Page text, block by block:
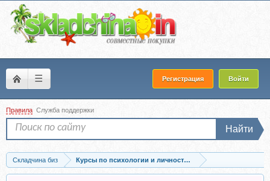
☰ Регистрация Войти
Правила Служба поддержки
Найти
Складчина биз
Курсы по психологии и личностному развитию
Запись Истерики, мотивация, эмоциональный интеллект. Тариф Базовый